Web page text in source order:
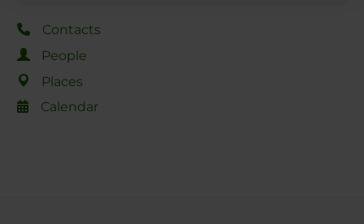
Contacts
People
Places
Calendar